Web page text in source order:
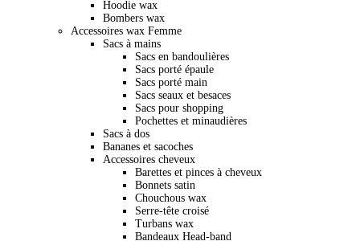
Hoodie wax
Bombers wax
Accessoires wax Femme
Sacs à mains
Sacs en bandoulières
Sacs porté épaule
Sacs porté main
Sacs seaux et besaces
Sacs pour shopping
Pochettes et minaudières
Sacs à dos
Bananes et sacoches
Accessoires cheveux
Barettes et pinces à cheveux
Bonnets satin
Chouchous wax
Serre-tête croisé
Turbans wax
Bandeaux Head-band